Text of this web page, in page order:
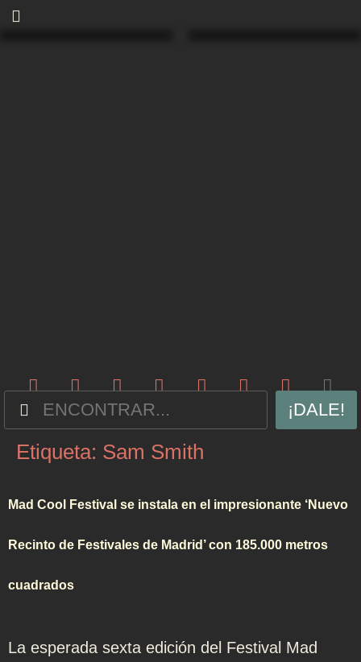
¡DALE!
Etiqueta: Sam Smith
Mad Cool Festival se instala en el impresionante ‘Nuevo
Recinto de Festivales de Madrid’ con 185.000 metros
cuadrados
La esperada sexta edición del Festival Mad